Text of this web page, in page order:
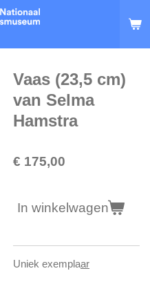
Vaas (23,5 cm)
van Selma
Hamstra
€ 175,00
In winkelwagen
Uniek exemplaar